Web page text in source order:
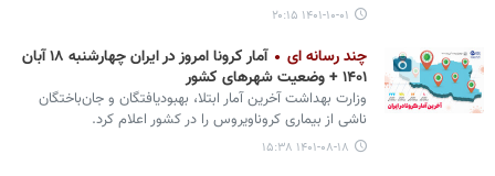
۱۴۰۱-۱۰-۰۱ ۲۰:۱۵
چند رسانه ای
آمار کرونا امروز در ایران چهارشنبه ۱۸ آبان
۱۴۰۱ + وضعیت شهرهای کشور
وزارت بهداشت آخرین آمار ابتلا، بهبودیافتگان و جان‌باختگان
ناشی از بیماری کروناویروس را در کشور اعلام کرد.
۱۴۰۱-۰۸-۱۸ ۱۵:۳۸